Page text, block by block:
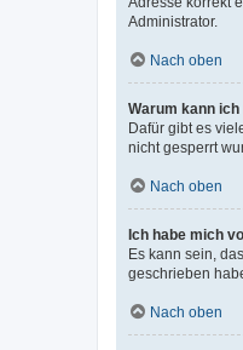
Administrator.
Nach oben
Warum kann
Dafür gibt es
nicht gesperrt
Nach oben
Ich habe mich
Es kann sein,
geschrieben
Nach oben